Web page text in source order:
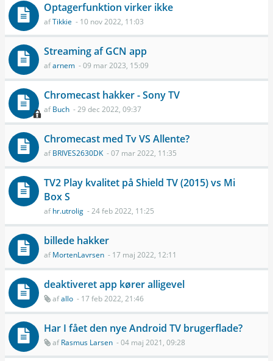
Optagerfunktion virker ikke
afTikkie - 10 nov 2022, 11:03
Streaming af GCN app
afarnem - 09 mar 2023, 15:09
Chromecast hakker - Sony TV
afBuch - 29 dec 2022, 09:37
Chromecast med Tv VS Allente?
afBRIVES2630DK - 07 mar 2022, 11:35
TV2 Play kvalitet på Shield TV (2015) vs Mi
Box S
afhr.utrolig - 24 feb 2022, 11:25
billede hakker
afMortenLavrsen - 17 maj 2022, 12:11
deaktiveret app kører alligevel
afallo - 17 feb 2022, 21:46
Har I fået den nye Android TV brugerflade?
afRasmus Larsen - 04 maj 2021, 09:28